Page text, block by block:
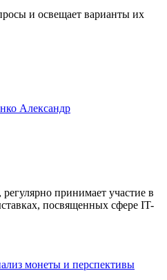
и освещает варианты их
Александр
принимает участие в
посвященных сфере IT-
монеты и перспективы